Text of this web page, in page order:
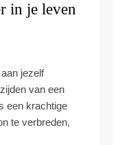
in je leven
jezelf
van een
een krachtige
te verbreden,